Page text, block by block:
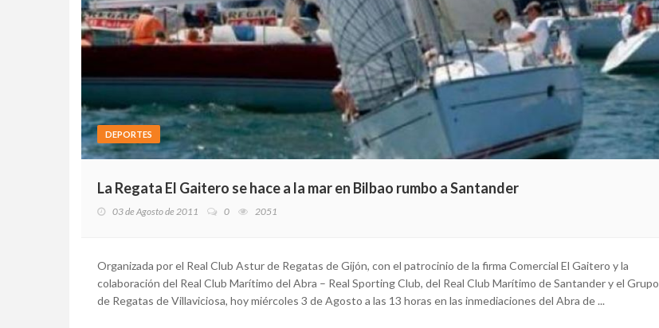
DEPORTES
La Regata El Gaitero se hace a la mar en Bilbao rumbo a Santander
03 de Agosto de 2011 0 2051
Organizada por el Real Club Astur de Regatas de Gijón, con el patrocinio de la firma Comercial El Gaitero y la
colaboración del Real Club Marítimo del Abra – Real Sporting Club, del Real Club Marítimo de Santander y el Grupo
de Regatas de Villaviciosa, hoy miércoles 3 de Agosto a las 13 horas en las inmediaciones del Abra de ...